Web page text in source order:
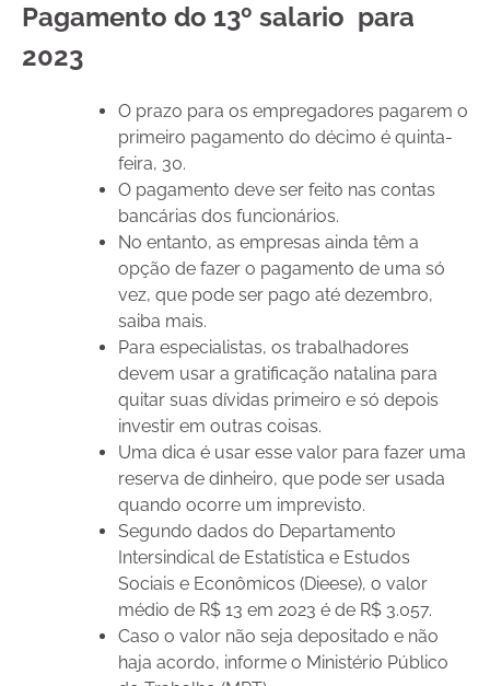
Pagamento do 13º salario para
2023
O prazo para os empregadores pagarem o
primeiro pagamento do décimo é quinta-
feira, 30.
O pagamento deve ser feito nas contas
bancárias dos funcionários.
No entanto, as empresas ainda têm a
opção de fazer o pagamento de uma só
vez, que pode ser pago até dezembro,
saiba mais.
Para especialistas, os trabalhadores
devem usar a gratificação natalina para
quitar suas dívidas primeiro e só depois
investir em outras coisas.
Uma dica é usar esse valor para fazer uma
reserva de dinheiro, que pode ser usada
quando ocorre um imprevisto.
Segundo dados do Departamento
Intersindical de Estatística e Estudos
Sociais e Econômicos (Dieese), o valor
médio de R$ 13 em 2023 é de R$ 3.057.
Caso o valor não seja depositado e não
haja acordo, informe o Ministério Público